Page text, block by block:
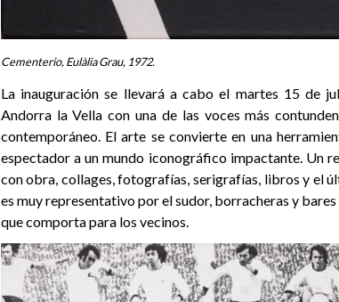
Cementerio, Eulàlia Grau, 1972.
La inauguración se llevará a cabo el martes 15 de
Andorra la Vella con una de las voces más
contemporáneo. El arte se convierte en una
espectador a un mundo iconográfico impactante. Un
con obra, collages, fotografías, serigrafías, libros y el
es muy representativo por el sudor, borracheras y
que comporta para los vecinos.